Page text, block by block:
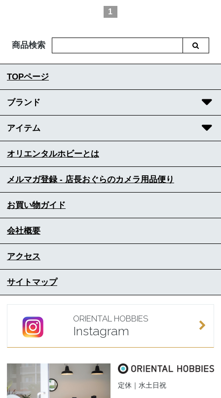
1
商品検索
TOPページ
ブランド
アイテム
オリエンタルホビーとは
メルマガ登録 - 店長おぐらのカメラ用品便り
お買い物ガイド
会社概要
アクセス
サイトマップ
ORIENTAL HOBBIES
Instagram
定休｜水土日祝